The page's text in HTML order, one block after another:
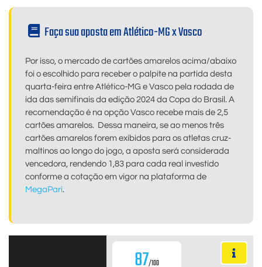
Faça sua aposta em Atlético-MG x Vasco
Por isso, o mercado de cartões amarelos acima/abaixo
foi o escolhido para receber o palpite na partida desta
quarta-feira entre Atlético-MG e Vasco pela rodada de
ida das semifinais da edição 2024 da Copa do Brasil. A
recomendação é na opção Vasco recebe mais de 2,5
cartões amarelos. Dessa maneira, se ao menos três
cartões amarelos forem exibidos para os atletas cruz-
maltinos ao longo do jogo, a aposta será considerada
vencedora, rendendo 1,83 para cada real investido
conforme a cotação em vigor na plataforma de
MegaPari.
87/100